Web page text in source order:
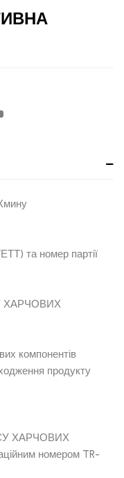
та номер партії
ХАРЧОВИХ
компонентів
продукту
ХАРЧОВИХ
номером TR-